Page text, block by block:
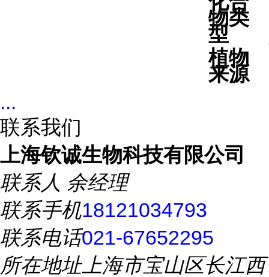
物类
型
植物
来源
...
联系我们
上海钦诚生物科技有限公司
联系人 余经理
联系手机18121034793
联系电话021-67652295
所在地址上海市宝山区长江西